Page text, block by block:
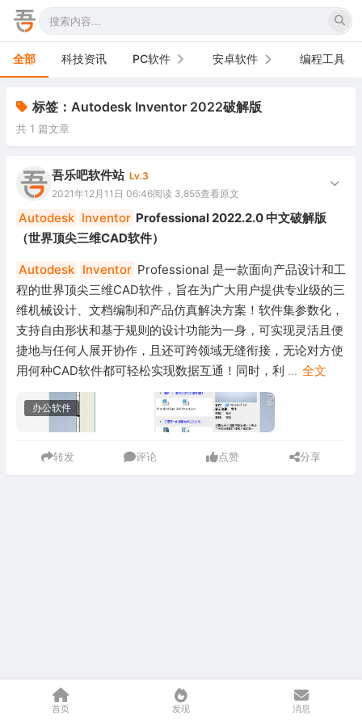
首页 发现 消息
全部 科技资讯 PC软件
办公软件
网络软件
图形图像
游戏娱乐
安全防御
系统下载
系统工具
安卓软件
手机软件
电视软件
车机软件
编程工具
标签：Autodesk Inventor 2022破解版
共 1 篇文章
吾乐吧软件站 Lv.3
2021年12月11日 06:46阅读 3,855查看原文
Autodesk Inventor Professional 2022.2.0 中文破解版
（世界顶尖三维CAD软件）
Autodesk Inventor Professional 是一款面向产品设计和工
程的世界顶尖三维CAD软件，旨在为广大用户提供专业级的三
维机械设计、文档编制和产品仿真解决方案！软件集参数化，
支持自由形状和基于规则的设计功能为一身，可实现灵活且便
捷地与任何人展开协作，且还可跨领域无缝衔接，无论对方使
用何种CAD软件都可轻松实现数据互通！同时，利 ... 全文
办公软件
转发 评论 点赞 分享